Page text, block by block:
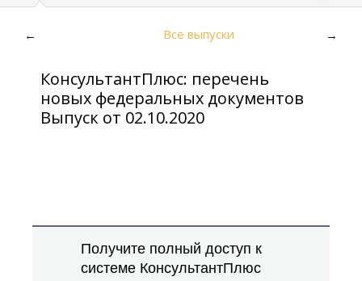
← Все выпуски →
КонсультантПлюс: перечень
новых федеральных документов
Выпуск от 02.10.2020
Получите полный доступ к
системе КонсультантПлюс